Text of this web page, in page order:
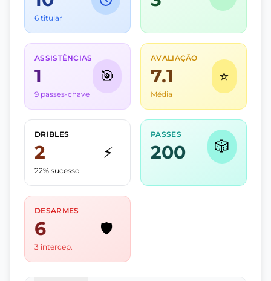
6 titular
ASSISTÊNCIAS
1
9 passes-chave
🎯
AVALIAÇÃO
7.1
Média
⭐
DRIBLES
2
22% sucesso
⚡
PASSES
200 🎲
DESARMES
6
3 intercep.
🛡️